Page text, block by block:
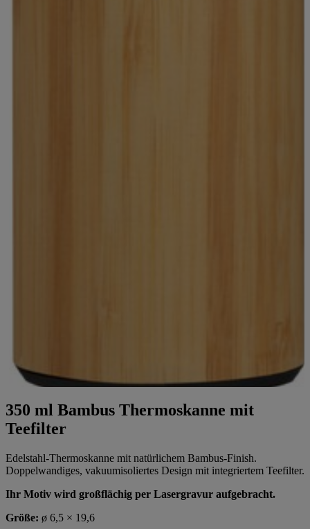
350 ml Bambus Thermoskanne mit
Teefilter
Edelstahl-Thermoskanne mit natürlichem Bambus-Finish.
Doppelwandiges, vakuumisoliertes Design mit integriertem Teefilter.
Ihr Motiv wird großflächig per Lasergravur aufgebracht.
Größe: ø 6,5 × 19,6